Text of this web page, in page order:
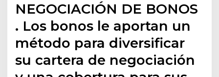
NEGOCIACIÓN DE BONOS
. Los bonos le aportan un
método para diversificar
su cartera de negociación